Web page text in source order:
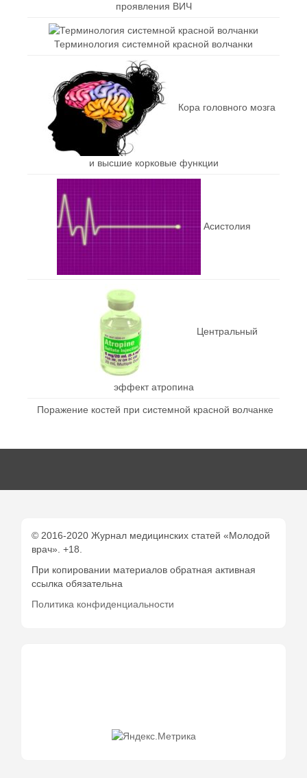
проявления ВИЧ
Терминология системной красной волчанки
Кора головного мозга
и высшие корковые функции
Асистолия
Центральный
эффект атропина
Поражение костей при системной красной волчанке
© 2016-2020 Журнал медицинских статей «Молодой
врач». +18.
При копировании материалов обратная активная
ссылка обязательна
Политика конфиденциальности